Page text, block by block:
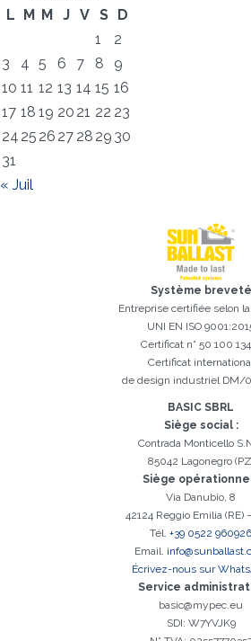
L M M J V S
D
1
2
3
4 5 6 7 8
9
10 11 12 13 14 15 16
17 18 19 20 21 22 23
24 25 26 27 28 29 30
31
« Juil
Le champ Prénom est
Le champ Nom est
Le champ Agence est
Le champ Ville est
Le champ Téléphone est
Le champ E-mail est
E-mail saisi invalide
Il est essentiel d'accepter la politique
Inscription réussi. Vérifiez votre boîte e-
l'activation
Désolé, vous avez rencontré
Système breveté
Entreprise certifiée selon
UNI EN ISO
Certificat n° 50 100
Certificat
de design industriel DM/
BASIC SBRL
Siège social :
Contrada Monticello
85042 Lagonegro
Siège
Via Danubio, 8
42124 Reggio Emilia (RE)
Tél. +39 0522 960926
Email.
Écrivez-nous sur
Service
basic@mypec.eu
SDI: W7YVJK9